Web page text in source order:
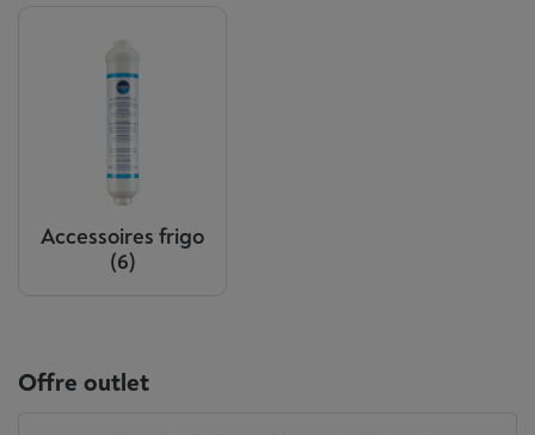
Accessoires frigo
(6)
Offre outlet